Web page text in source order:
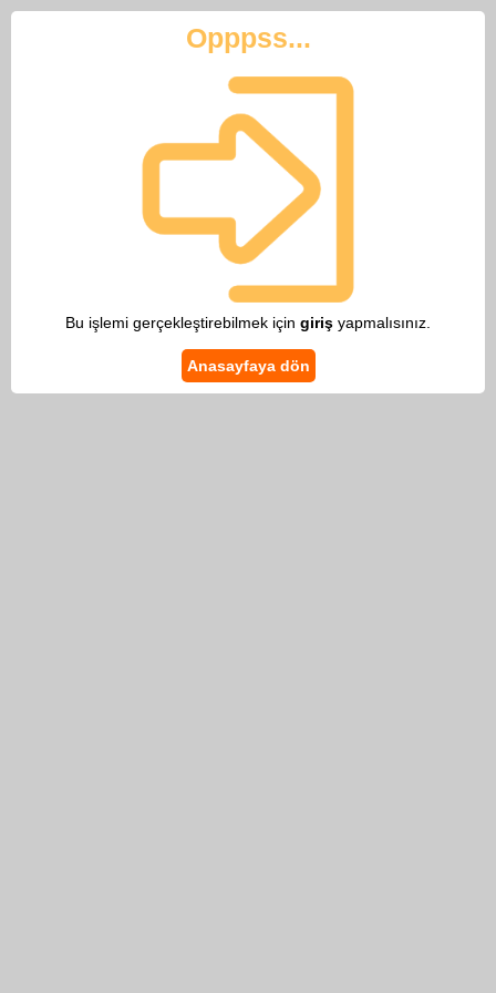
Opppss...
Bu işlemi gerçekleştirebilmek için giriş yapmalısınız.
Anasayfaya dön